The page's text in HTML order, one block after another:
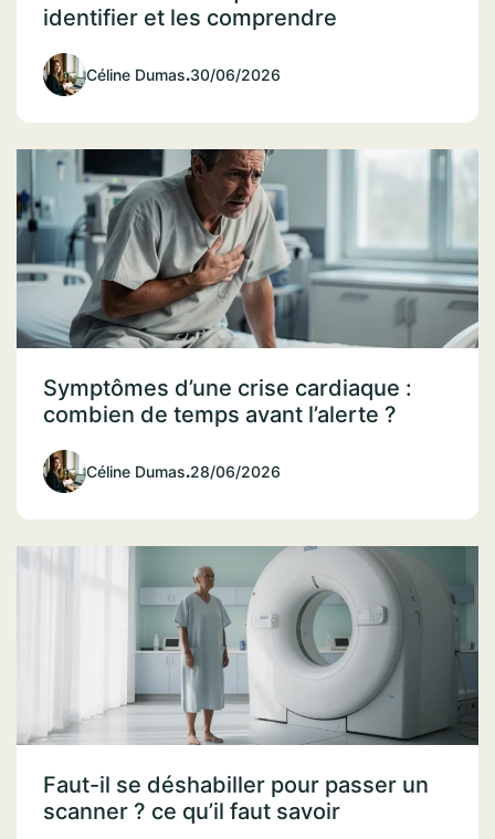
identifier et les comprendre
Céline Dumas.30/06/2026
Symptômes d’une crise cardiaque :
combien de temps avant l’alerte ?
Céline Dumas.28/06/2026
Faut-il se déshabiller pour passer un
scanner ? ce qu’il faut savoir